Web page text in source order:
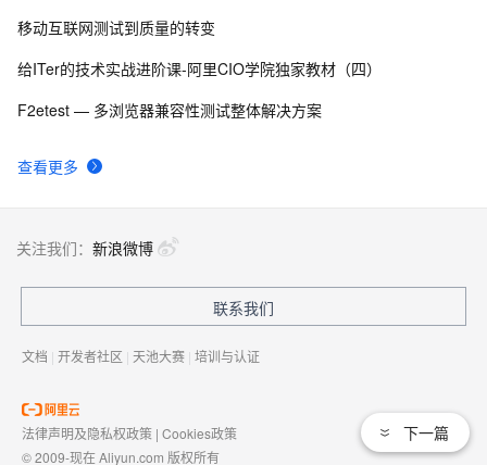
查看更多
移动互联网测试到质量的转变
给ITer的技术实战进阶课-阿里CIO学院独家教材（四）
F2etest — 多浏览器兼容性测试整体解决方案
下一篇
关注我们： 新浪微博
联系我们
文档 | 开发者社区 | 天池大赛 | 培训与认证
法律声明及隐私权政策 | Cookies政策
© 2009-现在 Aliyun.com 版权所有